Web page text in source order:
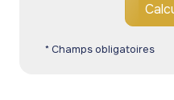
* Champs obligatoires